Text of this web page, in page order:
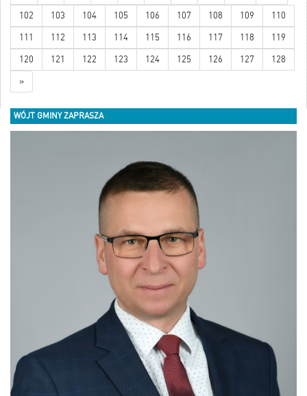
102 103 104 105 106 107 108 109 110
111 112 113 114 115 116 117 118 119
120 121 122 123 124 125 126 127 128
»
WÓJT GMINY ZAPRASZA